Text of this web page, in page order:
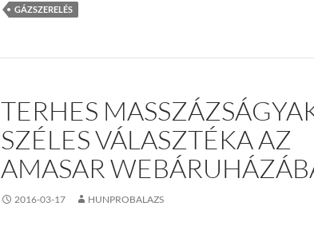
GÁZSZERELÉS
TERHES
SZÉLES VÁLASZTÉKA AZ
AMASAR
2016-03-17 HUNPROBALAZS